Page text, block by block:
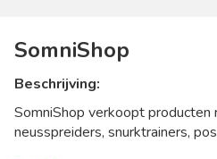
SomniShop
Beschrijving:
SomniShop verkoopt producten
neusspreiders, snurktrainers,